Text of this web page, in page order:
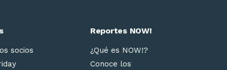
socios
Reportes NOW!
¿Qué es NOW!?
Conoce los